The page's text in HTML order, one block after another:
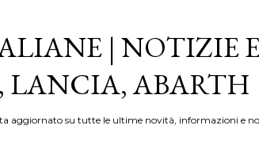
| NOTIZIE
LANCIA, ABARTH
aggiornato su tutte le ultime novità, informazioni e